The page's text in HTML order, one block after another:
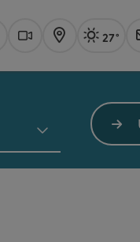
Webcams
Karte
27°